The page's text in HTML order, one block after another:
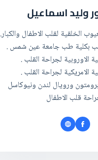
وليد اسماعيل
الخلقية لقلب الاطفال والكبار.
بكلية طب جامعة عين شمس .
الاوروبية لجراحة القلب .
الامريكية لجراحة القلب .
ورويال لندن ونيوكاسل
قلب الاطفال